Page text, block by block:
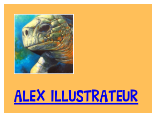
contenu
ALEX ILLUSTRATEUR